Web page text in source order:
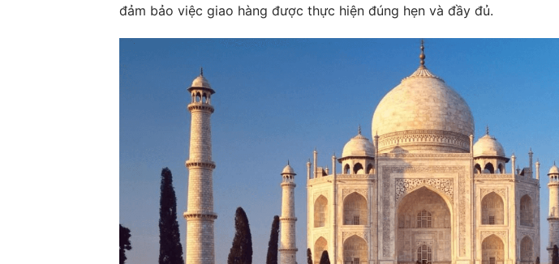
đảm bảo việc giao hàng được thực hiện đúng hẹn và đầy đủ.